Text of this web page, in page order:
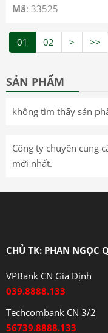
Mã: 33525
01 02 > >>
SẢN PHẨM
không tìm thấy sản
Công ty chuyên cung
mới nhất.
CHỦ TK: PHAN NGỌC
VPBank CN Gia Định
039.8888.133
Techcombank CN 3/2
56739.8888.133